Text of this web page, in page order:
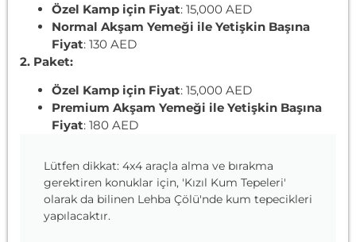
Özel Kamp için Fiyat: 15,000 AED
Normal Akşam Yemeği ile Yetişkin Başına
Fiyat: 130 AED
2. Paket:
Özel Kamp için Fiyat: 15,000 AED
Premium Akşam Yemeği ile Yetişkin Başına
Fiyat: 180 AED
Lütfen dikkat: 4x4 araçla alma ve bırakma
gerektiren konuklar için, 'Kızıl Kum Tepeleri'
olarak da bilinen Lehba Çölü'nde kum tepecikleri
yapılacaktır.